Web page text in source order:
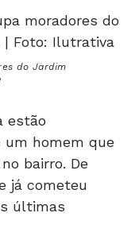
do Jardim
estão
um homem que
bairro. De
já cometeu
últimas